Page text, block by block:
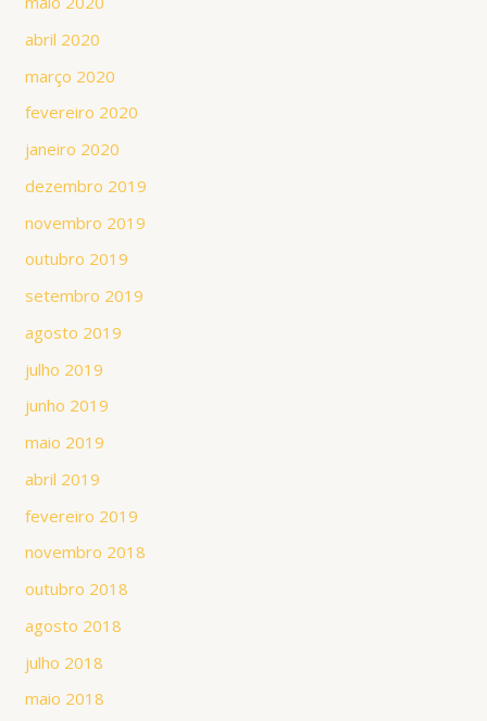
abril 2020
março 2020
fevereiro 2020
janeiro 2020
dezembro 2019
novembro 2019
outubro 2019
setembro 2019
agosto 2019
julho 2019
junho 2019
maio 2019
abril 2019
fevereiro 2019
novembro 2018
outubro 2018
agosto 2018
julho 2018
maio 2018